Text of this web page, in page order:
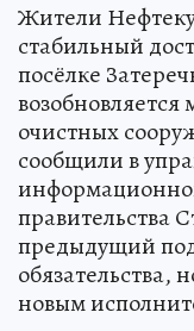
Жители
стабильный
посёлке
очистных
сообщили в
правительства
предыдущий
обязательства,
новым